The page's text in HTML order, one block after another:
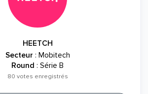
HEETCH
Secteur : Mobitech
Round : Série B
80 votes enregistrés